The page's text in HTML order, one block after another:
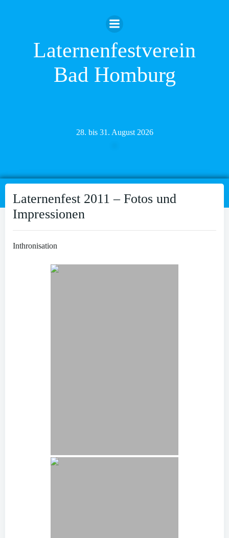
Inhalt
springen
Laternenfestverein
Bad Homburg
28. bis 31. August 2026
Laternenfest 2011 – Fotos und
Impressionen
Inthronisation